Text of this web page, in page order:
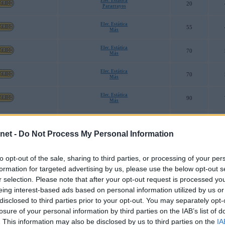
- Do Not Process My Personal Information
opt-out of the sale, sharing to third parties, or processing of your
for targeted advertising by us, please use the below opt-out
selection. Please note that after your opt-out request is processed
interest-based ads based on personal information utilized by us
to third parties prior to your opt-out. You may separately
of your personal information by third parties on the IAB’s list of
This information may also be disclosed by us to third parties on the
Pararrayos
20
Elec. Estática
Más
55
Elec. Estática
Más
70
Elec. Estática
Más
70
Elec. Estática
Más
90
Robustez
Imán
Poder Arena
30
Pararrayos
40
Elec. Estática
Pararrayos
Menos